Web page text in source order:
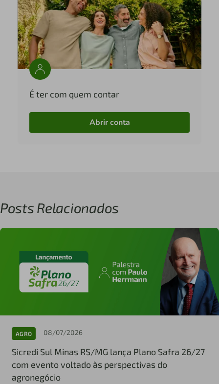
É ter com quem contar
Abrir conta
Posts Relacionados
AGRO 08/07/2026
Sicredi Sul Minas RS/MG lança Plano Safra 26/27
com evento voltado às perspectivas do
agronegócio